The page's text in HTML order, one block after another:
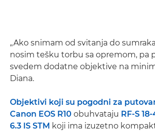
„Ako snimam od svitanja do
nosim tešku torbu sa opremom, pa
svedem dodatne objektive na
Diana.
Objektivi koji su pogodni za
Canon EOS R10 obuhvataju RF-S
6.3 IS STM koji ima izuzetno